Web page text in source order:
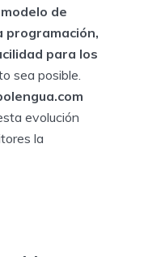
de
programación,
para los
sea posible.
evolución
la